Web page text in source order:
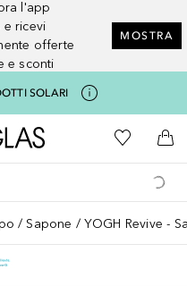
l'app
e ricevi
offerte
e sconti
MOSTRA
SOLARI
A Douglas HomeAlla Mia
Al
Sapone YOGH Revive -